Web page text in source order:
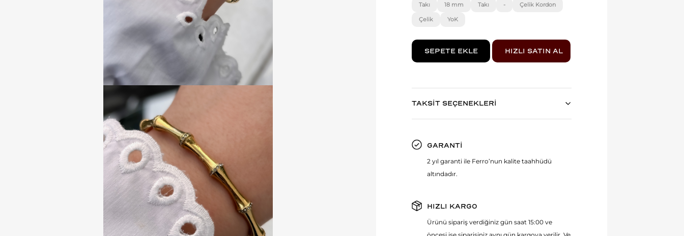
Takı 18 mm Takı - Çelik Kordon
Çelik YoK
TAKSİT SEÇENEKLERİ
GARANTİ
2 yıl garanti ile Ferro’nun kalite taahhüdü
altındadır.
HIZLI KARGO
Ürünü sipariş verdiğiniz gün saat 15:00 ve